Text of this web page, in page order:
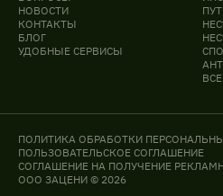
НОВОСТИ
КОНТАКТЫ
БЛОГ
УДОБНЫЕ СЕРВИСЫ
ПОЛИТИКА ОБРАБОТКИ
ПОЛЬЗОВАТЕЛЬСКОЕ СОГЛАШЕНИЕ
СОГЛАШЕНИЕ НА ПОЛУЧЕНИЕ
ООО ЗАЦЕНИ © 2026